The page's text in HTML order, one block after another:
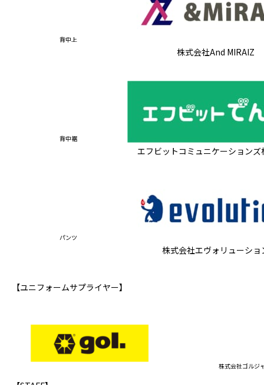
背中上
株式会社And MIRAIZ
背中裾
エフビットコミュニケーションズ
パンツ
株式会社エヴォリューショ
【ユニフォームサプライヤー】
株式会社ゴルジ